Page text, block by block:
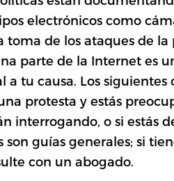
MORE
electrónicos como
toma de los ataques de
parte de la Internet es
tu causa. Los siguientes
protesta y estás
interrogando, o si estás
guías generales; si
con un abogado.